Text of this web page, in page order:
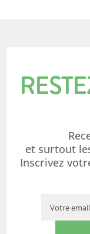
et surtout
Inscrivez